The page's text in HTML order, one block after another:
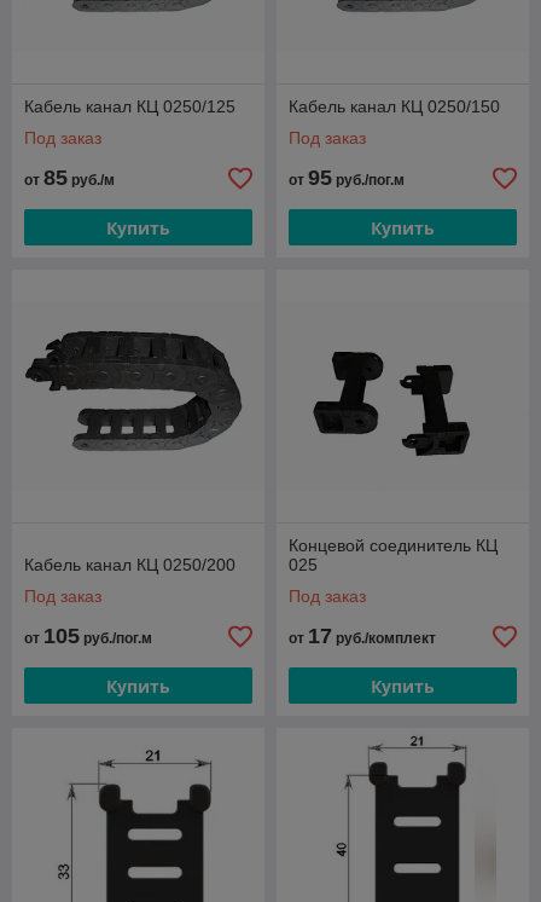
Кабель канал КЦ 0250/125
Под заказ
от 85 руб./м
Купить
Кабель канал КЦ 0250/150
Под заказ
от 95 руб./пог.м
Купить
Кабель канал КЦ 0250/200
Под заказ
от 105 руб./пог.м
Купить
Концевой соединитель КЦ
025
Под заказ
от 17 руб./комплект
Купить